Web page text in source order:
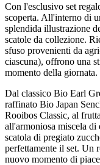
Con l'esclusivo set
scoperta. All'interno di
splendida illustrazione
scatole da collezione.
sfuso provenienti da
ciascuna), offrono una
momento della giornata.
Dal classico Bio Earl
raffinato Bio Japan
Rooibos Classic, al
all'armoniosa miscela
scatola di pregiato
perfettamente il set. Un
nuovo momento di